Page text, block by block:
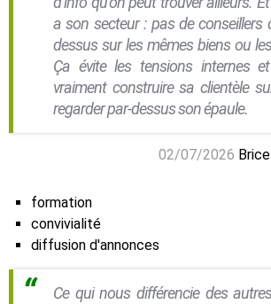
a son secteur : pas de conseillers
dessus sur les mêmes biens ou
Ça évite les tensions internes
vraiment construire sa clientèle
regarder par-dessus son épaule.
02/07/2026
formation
convivialité
diffusion d'annonces
Ce qui nous différencie des